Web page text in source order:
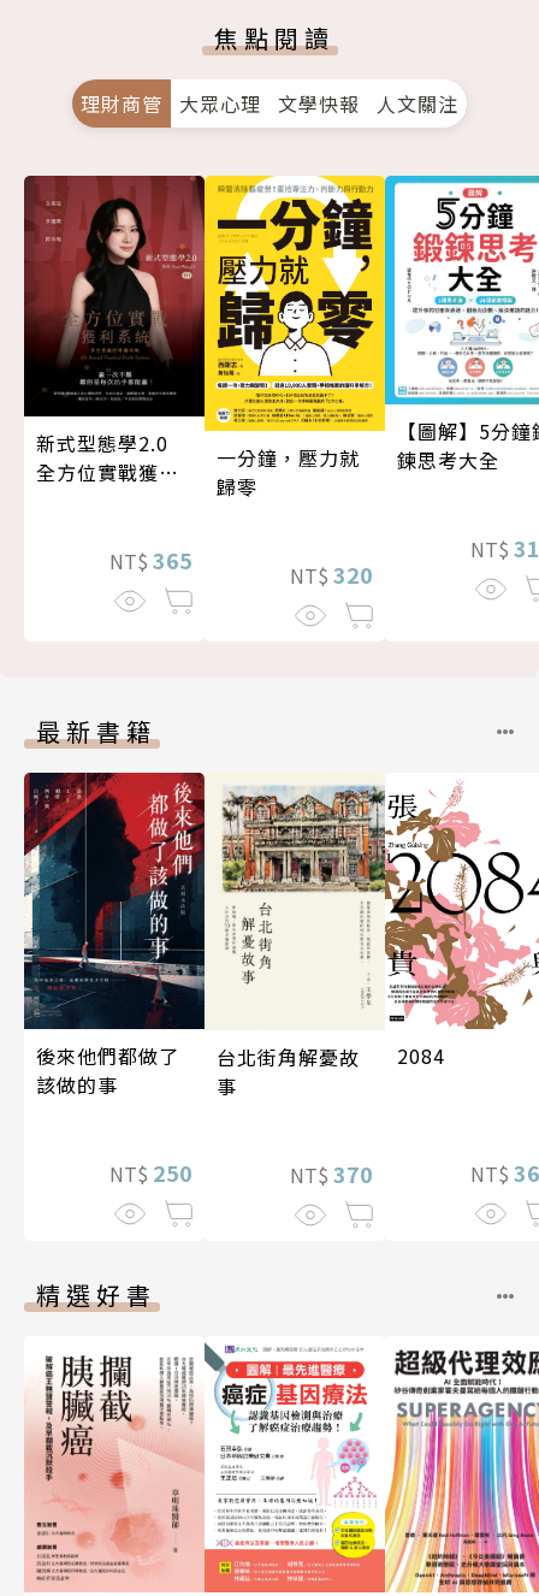
焦點閱讀
理財商管 大眾心理 文學快報 人文關注
新式型態學2.0
全方位實戰獲利
NT$ 365
一分鐘，壓力就
歸零
NT$ 320
【圖解】5分鐘
鍊思考大全
NT$
最新書籍
後來他們都做了
該做的事
NT$ 250
台北街角解憂故
事
NT$ 370
2084
NT$
精選好書